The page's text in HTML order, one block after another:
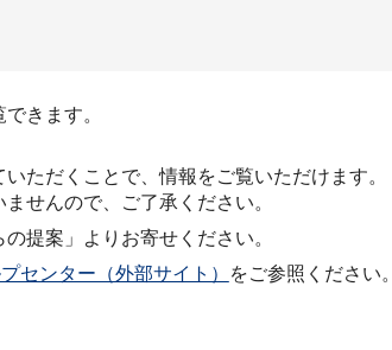
きます。
ただくことで、情報をご覧いただけます。
せんので、ご了承ください。
提案」よりお寄せください。
センター（外部サイト） をご参照ください。